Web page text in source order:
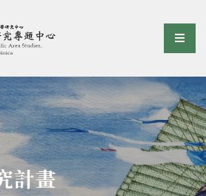
研究專題中心選
計畫